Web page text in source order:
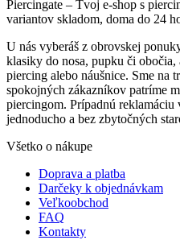
Piercingate – Tvoj e-shop s
variantov skladom, doma do 24
U nás vyberáš z obrovskej
klasiky do nosa, pupku či
piercing alebo náušnice. Sme
spokojných zákazníkov patríme
piercingom. Prípadnú
jednoducho a bez zbytočných
Všetko o nákupe
Doprava a platba
Darčeky k objednávkam
Veľkoobchod
FAQ
Kontakty